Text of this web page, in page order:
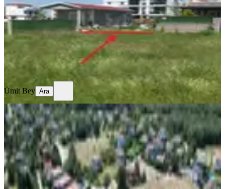
150 m²·10.000/m²·30.07.2026
1.500.000 ₺
Ümit Bey
Ümit Bey Ara
꧁ Güngörmez ╣sıla Sanatçı
Evleri'nde ╠ ╣ 398 M² Arsa ╠ ꧂
Tekirdağ, Saray
398 m²·13.191/m² ·30.07.2026